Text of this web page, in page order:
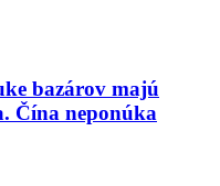
bazárov majú
Čína neponúka